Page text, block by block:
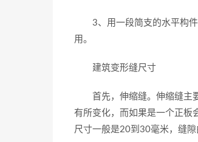
3、用一段简支的水平构件
用。
建筑变形缝尺寸
首先，伸缩缝。伸缩缝主要
有所变化，而如果是一个正板
尺寸一般是20到30毫米，缝隙